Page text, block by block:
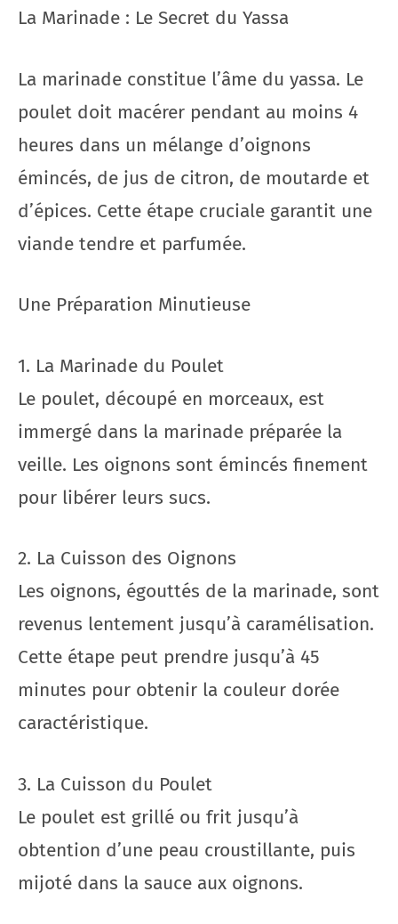
La Marinade : Le Secret du Yassa
La marinade constitue l’âme du yassa. Le
poulet doit macérer pendant au moins 4
heures dans un mélange d’oignons
émincés, de jus de citron, de moutarde et
d’épices. Cette étape cruciale garantit une
viande tendre et parfumée.
Une Préparation Minutieuse
1. La Marinade du Poulet
Le poulet, découpé en morceaux, est
immergé dans la marinade préparée la
veille. Les oignons sont émincés finement
pour libérer leurs sucs.
2. La Cuisson des Oignons
Les oignons, égouttés de la marinade, sont
revenus lentement jusqu’à caramélisation.
Cette étape peut prendre jusqu’à 45
minutes pour obtenir la couleur dorée
caractéristique.
3. La Cuisson du Poulet
Le poulet est grillé ou frit jusqu’à
obtention d’une peau croustillante, puis
mijoté dans la sauce aux oignons.